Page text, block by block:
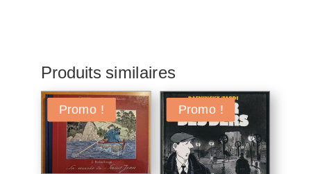
Produits similaires
Promo ! Promo !